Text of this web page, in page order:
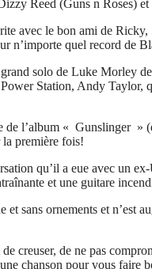
Reed (Guns n Roses)
avec le bon ami de
n’importe quel record de
solo de Luke Morley
Station, Andy Taylor,
de l’album « Gunslinger »
la première fois!
qu’il a eue avec un
et une guitare
sans ornements et n’est
creuser, de ne pas
chanson pour vous faire